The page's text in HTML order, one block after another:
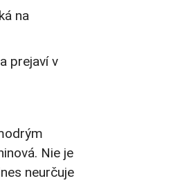
na
prejaví v
Nie je
neurčuje